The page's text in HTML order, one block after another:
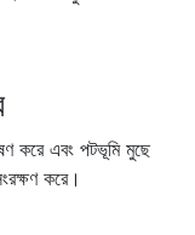
করে এবং পটভূমি মুছে
করে।